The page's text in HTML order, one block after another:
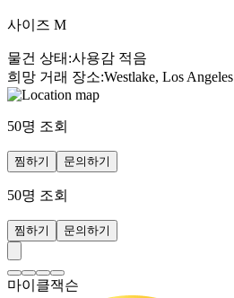
사이즈 M
물건 상태 :사용감 적음
희망 거래 장소:Westlake, Los Angeles
50명 조회
찜하기 문의하기
50명 조회
찜하기 문의하기
마이클잭슨